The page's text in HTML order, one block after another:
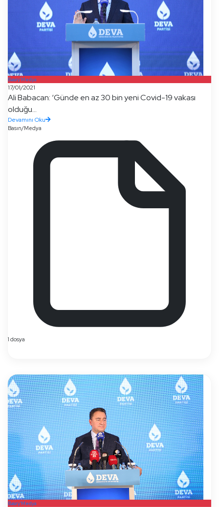
Basın/Medya
17/01/2021
Ali Babacan: ‘Günde en az 30 bin yeni Covid-19 vakası
olduğu...
Devamını Oku
Basın/Medya
1 dosya
Basın/Medya